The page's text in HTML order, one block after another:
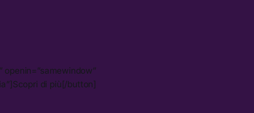
openin=”samewindow”
di più[/button]